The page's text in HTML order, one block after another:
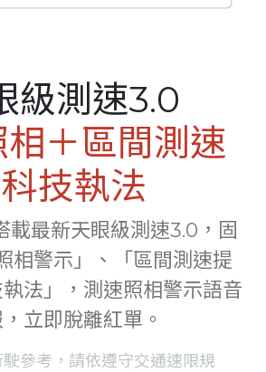
級測速3.0
＋區間測速
技執法
載最新天眼級測速3.0，固
相警示」、「區間測速提
法」，測速照相警示語音
立即脫離紅單。
參考，請依遵守交通速限規